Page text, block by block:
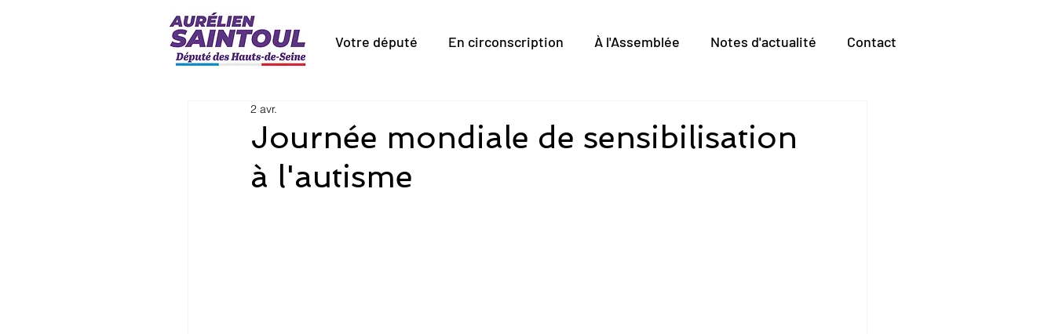
Votre député En circonscription À l'Assemblée Notes d'actualité Contact
Journée mondiale de sensibilisation
à l'autisme
2 avr.